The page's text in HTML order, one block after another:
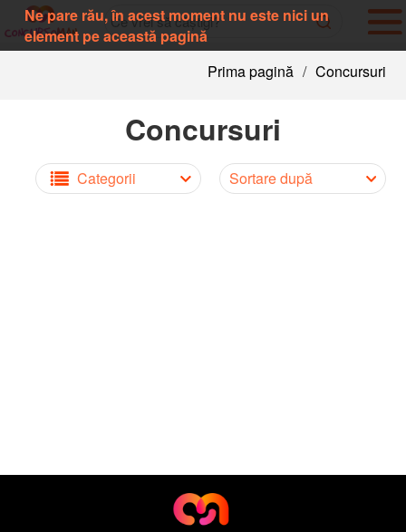
Prima pagină / Concursuri
Concursuri
Categorii Sortare după
Ne pare rău, în acest moment nu este nici un
element pe această pagină